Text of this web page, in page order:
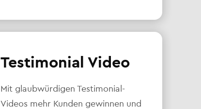
Testimonial Video
Mit glaubwürdigen Testimonial-
Videos mehr Kunden gewinnen und